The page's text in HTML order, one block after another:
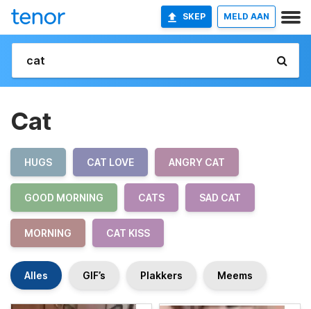
SKEP MELD AAN
Cat
HUGS CAT LOVE ANGRY CAT
GOOD MORNING CATS SAD CAT
MORNING CAT KISS
Alles GIF’s Plakkers Meems